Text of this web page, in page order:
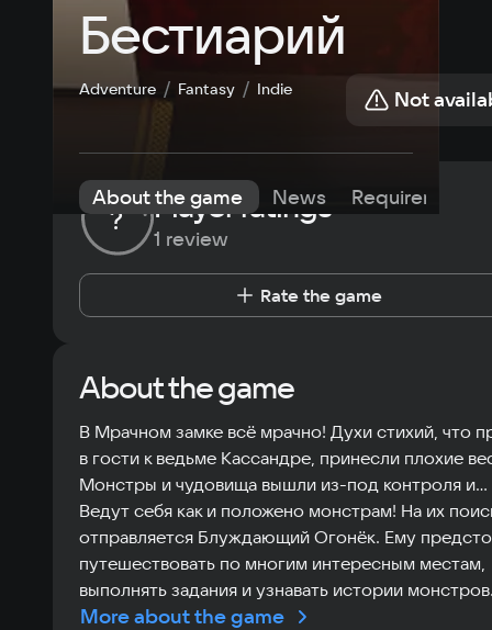
Бестиарий
Adventure Fantasy Indie Not
About the game News Requirements
? Player ratings
1 review
Rate the game
About the game
В Мрачном замке всё мрачно! Духи стихий, что
в гости к ведьме Кассандре, принесли плохие
Монстры и чудовища вышли из-под контроля и…
Ведут себя как и положено монстрам! На их
отправляется Блуждающий Огонёк. Ему
путешествовать по многим интересным местам,
выполнять задания и узнавать истории
More about the game